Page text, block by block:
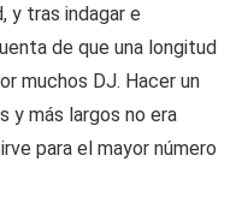
y tras indagar e
de que una longitud
muchos DJ. Hacer un
y más largos no era
para el mayor número